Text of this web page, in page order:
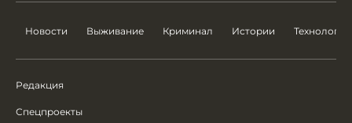
Новости Выживание Криминал Истории Технологии
Редакция
Спецпроекты